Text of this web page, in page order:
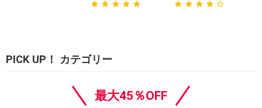
PICK UP！ カテゴリー
最大45％OFF